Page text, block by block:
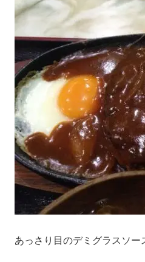
あっさり目のデミグラスソー